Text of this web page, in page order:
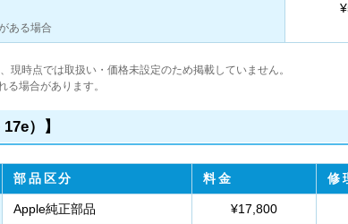
ある場合
時点では取扱い・価格未設定のため掲載していません。
場合があります。
）】
部品区分 料金 修
Apple純正部品 ¥17,800